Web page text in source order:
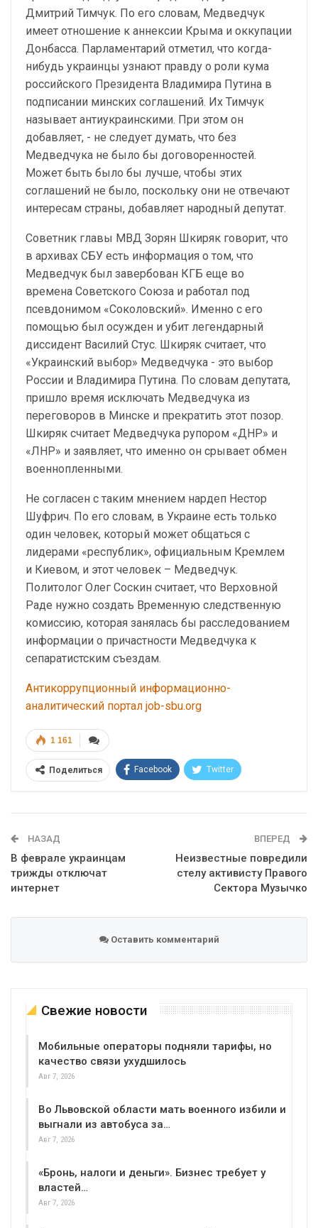
Дмитрий Тимчук. По его словам, Медведчук
имеет отношение к аннексии Крыма и оккупации
Донбасса. Парламентарий отметил, что когда-
нибудь украинцы узнают правду о роли кума
российского Президента Владимира Путина в
подписании минских соглашений. Их Тимчук
называет антиукраинскими. При этом он
добавляет, - не следует думать, что без
Медведчука не было бы договоренностей.
Может быть было бы лучше, чтобы этих
соглашений не было, поскольку они не отвечают
интересам страны, добавляет народный депутат.
Советник главы МВД Зорян Шкиряк говорит, что
в архивах СБУ есть информация о том, что
Медведчук был завербован КГБ еще во
времена Советского Союза и работал под
псевдонимом «Соколовский». Именно с его
помощью был осужден и убит легендарный
диссидент Василий Стус. Шкиряк считает, что
«Украинский выбор» Медведчука - это выбор
России и Владимира Путина. По словам депутата,
пришло время исключать Медведчука из
переговоров в Минске и прекратить этот позор.
Шкиряк считает Медведчука рупором «ДНР» и
«ЛНР» и заявляет, что именно он срывает обмен
военнопленными.
Не согласен с таким мнением нардеп Нестор
Шуфрич. По его словам, в Украине есть только
один человек, который может общаться с
лидерами «республик», официальным Кремлем
и Киевом, и этот человек – Медведчук.
Политолог Олег Соскин считает, что Верховной
Раде нужно создать Временную следственную
комиссию, которая занялась бы расследованием
информации о причастности Медведчука к
сепаратистским съездам.
Антикоррупционный информационно-
аналитический портал job-sbu.org
1 161
Поделиться Facebook Twitter
НАЗАД
В феврале украинцам
трижды отключат
интернет
ВПЕРЕД
Неизвестные повредили
стелу активисту Правого
Сектора Музычко
Оставить комментарий
Свежие новости
Мобильные операторы подняли тарифы, но
качество связи ухудшилось
Авг 7, 2026
Во Львовской области мать военного избили и
выгнали из автобуса за…
Авг 7, 2026
«Бронь, налоги и деньги». Бизнес требует у
властей…
Авг 7, 2026